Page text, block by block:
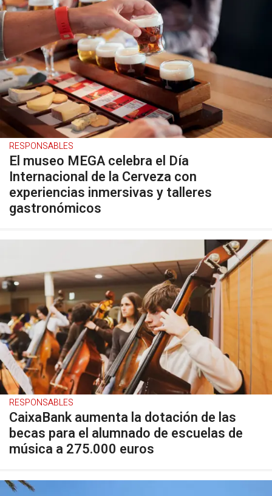
RESPONSABLES
El museo MEGA celebra el Día
Internacional de la Cerveza con
experiencias inmersivas y talleres
gastronómicos
RESPONSABLES
CaixaBank aumenta la dotación de las
becas para el alumnado de escuelas de
música a 275.000 euros